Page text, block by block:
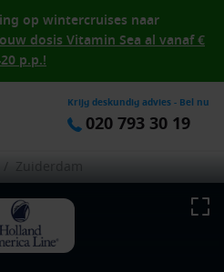
op wintercruises naar
dosis Vitamin Sea al vanaf €
p.p.!
Krijg deskundig advies - Bel nu
020 793 30 19
/ Zuiderdam